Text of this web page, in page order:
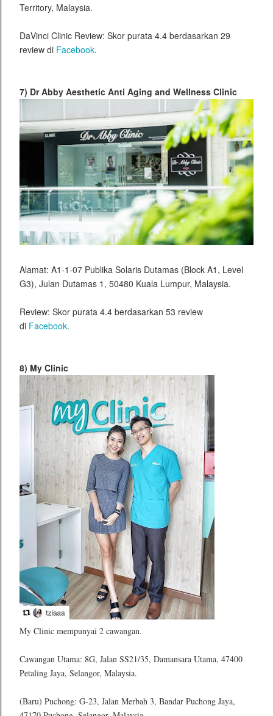
Territory, Malaysia.
DaVinci Clinic Review: Skor purata 4.4 berdasarkan 29
review di Facebook.
7) Dr Abby Aesthetic Anti Aging and Wellness Clinic
Alamat: A1-1-07 Publika Solaris Dutamas (Block A1, Level
G3), Julan Dutamas 1, 50480 Kuala Lumpur, Malaysia.
Review: Skor purata 4.4 berdasarkan 53 review
di Facebook.
8) My Clinic
My Clinic mempunyai 2 cawangan.
Cawangan Utama: 8G, Jalan SS21/35, Damansara Utama, 47400
Petaling Jaya, Selangor, Malaysia.
(Baru) Puchong: G-23, Jalan Merbah 3, Bandar Puchong Jaya,